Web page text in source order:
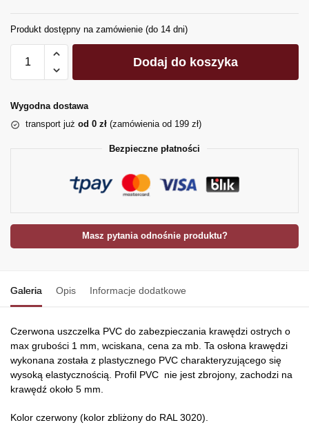
Produkt dostępny na zamówienie (do 14 dni)
Dodaj do koszyka
Wygodna dostawa
transport już od 0 zł (zamówienia od 199 zł)
Bezpieczne płatności
Masz pytania odnośnie produktu?
Galeria Opis Informacje dodatkowe
Czerwona uszczelka PVC do zabezpieczania krawędzi ostrych o
max grubości 1 mm, wciskana, cena za mb. Ta osłona krawędzi
wykonana została z plastycznego PVC charakteryzującego się
wysoką elastycznością. Profil PVC nie jest zbrojony, zachodzi na
krawędź około 5 mm.
Kolor czerwony (kolor zbliżony do RAL 3020).